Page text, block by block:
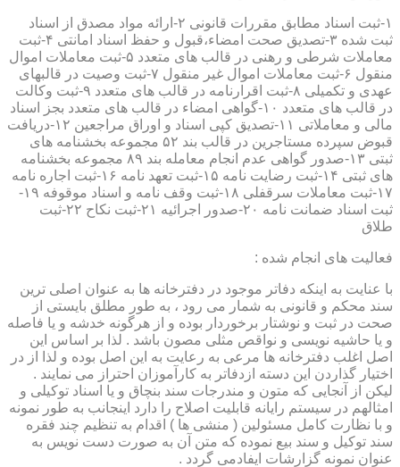
۱-ثبت اسناد مطابق مقررات قانونی ۲-ارائه مواد مصدق از اسناد
ثبت شده ۳-تصدیق صحت امضاء،قبول و حفظ اسناد امانتی ۴-ثبت
معاملات شرطی و رهنی در قالب های متعدد ۵-ثبت معاملات اموال
منقول ۶-ثبت معاملات اموال غیر منقول ۷-ثبت وصیت در قالبهای
عهدی و تکمیلی ۸-ثبت اقرارنامه در قالب های متعدد ۹-ثبت وکالت
در قالب های متعدد ۱۰-گواهی امضاء در قالب های متعدد بجز اسناد
مالی و معاملاتی ۱۱-تصدیق کپی اسناد و اوراق مراجعین ۱۲-دریافت
قبوض سپرده مستاجرین در قالب بند ۵۲ مجموعه بخشنامه های
ثبتی ۱۳-صدور گواهی عدم انجام معامله بند ۸۹ مجموعه بخشنامه
های ثبتی ۱۴-ثبت رضایت نامه ۱۵-ثبت تعهد نامه ۱۶-ثبت اجاره نامه
۱۷-ثبت معاملات سرقفلی ۱۸-ثبت وقف نامه و اسناد موقوفه ۱۹-
ثبت اسناد ضمانت نامه ۲۰-صدور اجرائیه ۲۱-ثبت نکاح ۲۲-ثبت
طلاق
فعالیت های انجام شده :
با عنایت به اینکه دفاتر موجود در دفترخانه ها به عنوان اصلی ترین
سند محکم و قانونی به شمار می رود ، به طور مطلق بایستی از
صحت در ثبت و نوشتار برخوردار بوده و از هرگونه خدشه و یا فاصله
و یا حاشیه نویسی و نواقص مثلی مصون باشد . لذا بر اساس این
اصل اغلب دفترخانه ها مرعی به رعایت به این اصل بوده و لذا از در
اختیار گذاردن این دسته ازدفاتر به کارآموزان احتراز می نمایند .
لیکن از آنجایی که متون و مندرجات سند بنچاق و یا اسناد توکیلی و
امثالهم در سیستم رایانه قابلیت اصلاح را دارد اینجانب به طور نمونه
و با نظارت کامل مسئولین ( منشی ها ) اقدام به تنظیم چند فقره
سند توکیل و سند بیع نموده که متن آن به صورت دست نویس به
عنوان نمونه گزارشات ایفادمی گردد .